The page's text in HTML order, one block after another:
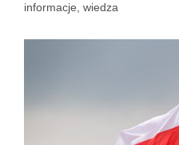
informacje wiedza